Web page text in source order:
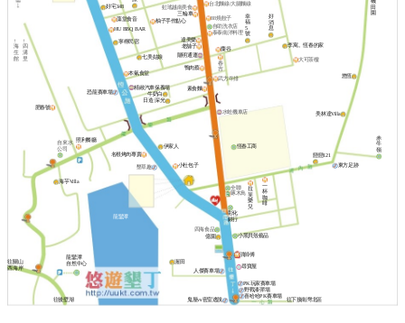
往下接南灣北區
往後壁湖
田
園
三輪車
本氣食堂
達美樂
老舖子
鴨肉蔡
素食麵
精緻汽車保養場
照利餐廳
自來水
公司
龍鑾潭
自然中心
往關山
西海岸
龍鑾潭
恆春工商
伊家人
名根烤肉專賣
小杜包子
赤
牛
嶺
戀戀121
一
杯
咖
啡
四海食品
人傑賽車場
鬼屋vs密室逃脫
洪師傅
尋寶屋
PK玩家賽車場
喜哈哈PK賽車場
全聯
野戰漆彈場
海芋Villa
藻堂食音 88燒餃子
渥田
拉
芙
樂
兒
彰化
銀行
自助洗衣店
恐龍賽車場
七美姑娘
麋谷
美林達Villa
好
消
息
億園
水蛙機車店
大可茶樓
啄木鳥
悠恆
牛奶白
幸
福
5
號
李寓。恆春的家
柚子手作點心
墾草趣
寧檸民宿
小黑貝殼藝品
台北麵線/大腸麵線
肥春號
↑
四
溝
里
↑
海
生
館
日造·深光
泰泰南洋料理
陽明通運
武方牛排
HU BBQ BAR
好宅148
東方足跡
虹瑤越南美食
春
吉